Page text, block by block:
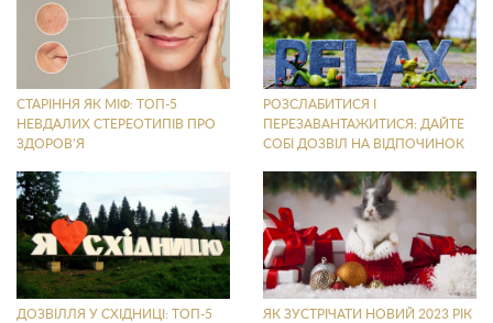
СТАРІННЯ ЯК МІФ: ТОП-5
НЕВДАЛИХ СТЕРЕОТИПІВ ПРО
ЗДОРОВ’Я
РОЗСЛАБИТИСЯ І
ПЕРЕЗАВАНТАЖИТИСЯ: ДАЙТЕ
СОБІ ДОЗВІЛ НА ВІДПОЧИНОК
ДОЗВІЛЛЯ У СХІДНИЦІ: ТОП-5
ЯК ЗУСТРІЧАТИ НОВИЙ 2023 РІК